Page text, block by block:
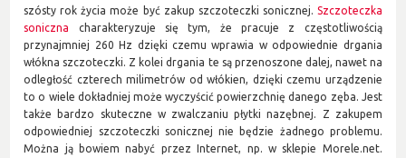
szósty rok życia może być zakup szczoteczki sonicznej. Szczoteczka
soniczna charakteryzuje się tym, że pracuje z częstotliwością
przynajmniej 260 Hz dzięki czemu wprawia w odpowiednie drgania
włókna szczoteczki. Z kolei drgania te są przenoszone dalej, nawet na
odległość czterech milimetrów od włókien, dzięki czemu urządzenie
to o wiele dokładniej może wyczyścić powierzchnię danego zęba. Jest
także bardzo skuteczne w zwalczaniu płytki nazębnej. Z zakupem
odpowiedniej szczoteczki sonicznej nie będzie żadnego problemu.
Można ją bowiem nabyć przez Internet, np. w sklepie Morele.net.